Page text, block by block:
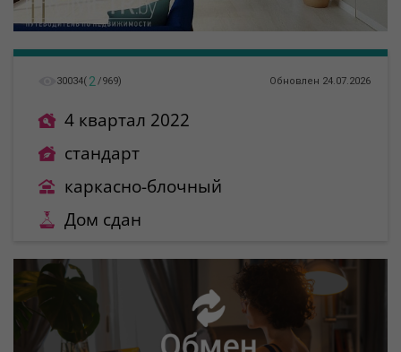
30034( 2 /969) Обновлен 24.07.2026
4 квартал 2022
стандарт
каркасно-блочный
Дом сдан